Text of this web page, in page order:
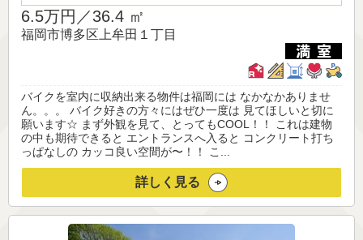
6.5万円／36.4 ㎡
福岡市博多区上牟田１丁目
バイクを室内に収納出来る物件は福岡には なかなかありませ
ん。。。 バイク好きの方々にはぜひ一度は 見てほしいと切に
願います☆ まず外観を見て、とってもCOOL！！ これは建物
の中も期待できると エントランスへ入ると コンクリート打ち
っぱなしの カッコ良い空間が〜！！ こ...
詳しく見る